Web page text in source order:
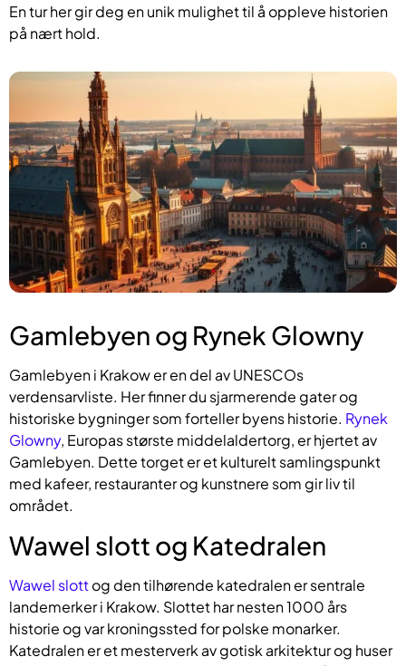
En tur her gir deg en unik mulighet til å oppleve historien
på nært hold.
Gamlebyen og Rynek Glowny
Gamlebyen i Krakow er en del av UNESCOs
verdensarvliste. Her finner du sjarmerende gater og
historiske bygninger som forteller byens historie. Rynek
Glowny, Europas største middelaldertorg, er hjertet av
Gamlebyen. Dette torget er et kulturelt samlingspunkt
med kafeer, restauranter og kunstnere som gir liv til
området.
Wawel slott og Katedralen
Wawel slottog den tilhørende katedralen er sentrale
landemerker i Krakow. Slottet har nesten 1000 års
historie og var kroningssted for polske monarker.
Katedralen er et mesterverk av gotisk arkitektur og huser